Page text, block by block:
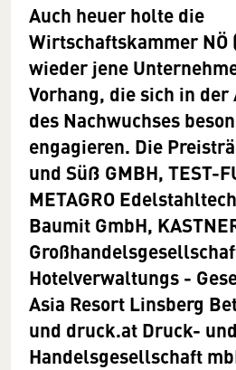
Auch heuer holte die
Wirtschaftskammer NÖ
wieder jene
Vorhang, die sich in
des Nachwuchses
engagieren. Die
und Süß GMBH, TEST-
METAGRO
Baumit GmbH,
Hotelverwaltungs -
Asia Resort Linsberg
und druck.at Druck- und
Handelsgesellschaft